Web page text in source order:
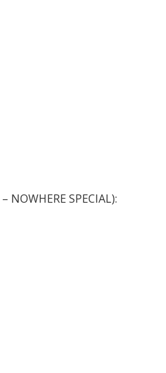
NOWHERE SPECIAL):